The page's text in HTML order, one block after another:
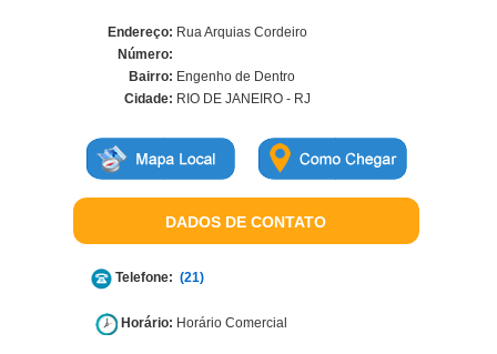
Endereço: Rua Arquias Cordeiro
Número:
Bairro: Engenho de Dentro
Cidade: RIO DE JANEIRO - RJ
DADOS DE CONTATO
Telefone: (21)
Horário: Horário Comercial